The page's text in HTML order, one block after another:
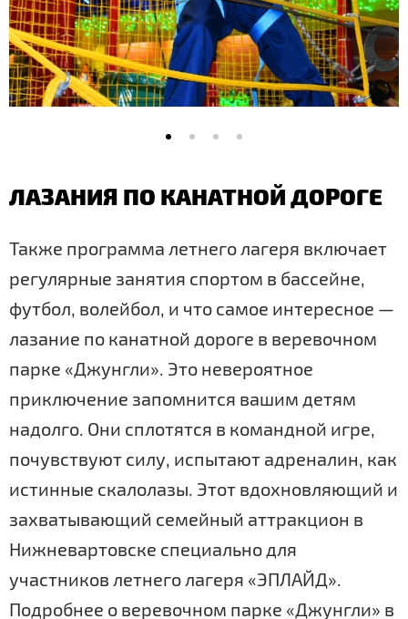
ЛАЗАНИЯ ПО КАНАТНОЙ ДОРОГЕ
Также программа летнего лагеря включает
регулярные занятия спортом в бассейне,
футбол, волейбол, и что самое интересное —
лазание по канатной дороге в веревочном
парке «Джунгли». Это невероятное
приключение запомнится вашим детям
надолго. Они сплотятся в командной игре,
почувствуют силу, испытают адреналин, как
истинные скалолазы. Этот вдохновляющий и
захватывающий семейный аттракцион в
Нижневартовске специально для
участников летнего лагеря «ЭПЛАЙД».
Подробнее о веревочном парке «Джунгли» в